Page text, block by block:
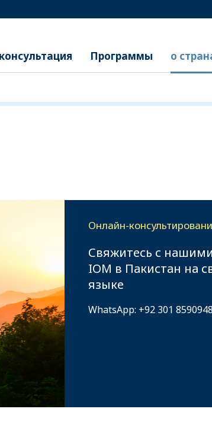
консультация Программы о
Онлайн-
Свяжитесь с
IOM в Пакистан на
языке
WhatsApp: +92 301 8590948